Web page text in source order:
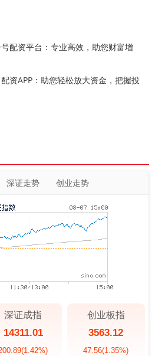
配资平台：专业高效，助您财富增
资APP：助您轻松放大资金，把握投
深证走势 创业走势
深证成指
14311.01
(1.42%)
创业板指
3563.12
47.56(1.35%)